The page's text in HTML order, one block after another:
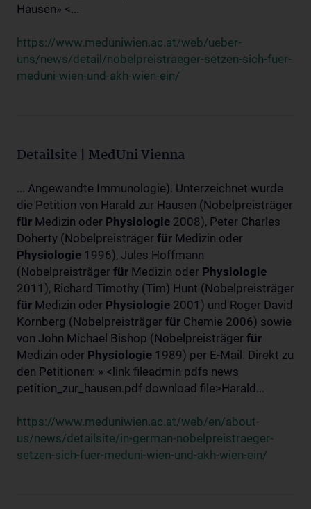
Hausen» <...
https://www.meduniwien.ac.at/web/ueber-
uns/news/detail/nobelpreistraeger-setzen-sich-fuer-
meduni-wien-und-akh-wien-ein/
Detailsite | MedUni Vienna
... Angewandte Immunologie). Unterzeichnet wurde
die Petition von Harald zur Hausen (Nobelpreisträger
für Medizin oder Physiologie 2008), Peter Charles
Doherty (Nobelpreisträger für Medizin oder
Physiologie 1996), Jules Hoffmann
(Nobelpreisträger für Medizin oder Physiologie
2011), Richard Timothy (Tim) Hunt (Nobelpreisträger
für Medizin oder Physiologie 2001) und Roger David
Kornberg (Nobelpreisträger für Chemie 2006) sowie
von John Michael Bishop (Nobelpreisträger für
Medizin oder Physiologie 1989) per E-Mail. Direkt zu
den Petitionen: » <link fileadmin pdfs news
petition_zur_hausen.pdf download file>Harald...
https://www.meduniwien.ac.at/web/en/about-
us/news/detailsite/in-german-nobelpreistraeger-
setzen-sich-fuer-meduni-wien-und-akh-wien-ein/